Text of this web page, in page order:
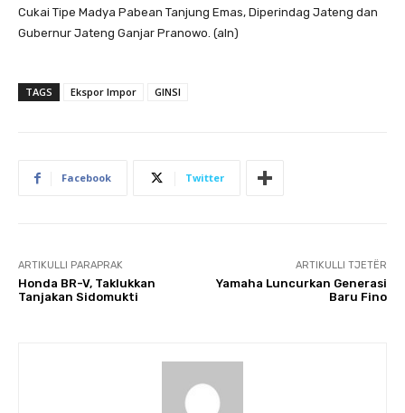
Cukai Tipe Madya Pabean Tanjung Emas, Diperindag Jateng dan
Gubernur Jateng Ganjar Pranowo. (aln)
TAGS Ekspor Impor GINSI
Facebook Twitter
ARTIKULLI PARAPRAK
Honda BR-V, Taklukkan
Tanjakan Sidomukti
ARTIKULLI TJETËR
Yamaha Luncurkan Generasi
Baru Fino